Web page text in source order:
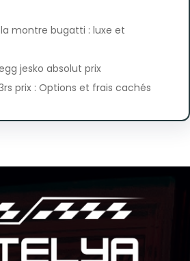
montre bugatti : luxe et
jesko absolut prix
prix : Options et frais cachés